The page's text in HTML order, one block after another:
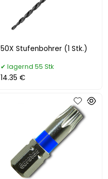
50X Stufenbohrer (1 Stk.)
lagernd 55 Stk
14.35 €